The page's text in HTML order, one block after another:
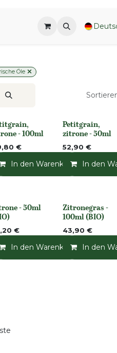
Öle
Auf die Wunschliste
- 100ml
€
In den Warenkorb Auf
None
Petitgrain,
zitrone - 50ml
52,90 €
In den
Auf die Wunschliste
- 50ml
€
In den Warenkorb Auf
None
Zitronegras -
100ml (BIO)
43,90 €
In den